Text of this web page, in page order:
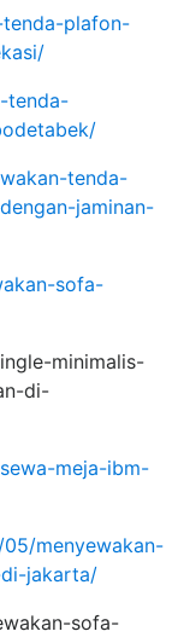
plafon-
tenda-
tenda-
jaminan-
sofa-
minimalis-
di-
meja-ibm-
menyewakan-
jakarta/
sofa-